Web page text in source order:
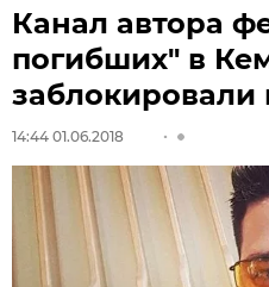
Канал автора
погибших" в
заблокировали
14:44 01.06.2018